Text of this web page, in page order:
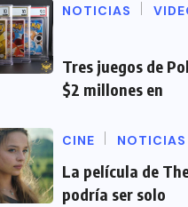
NOTICIAS
Tres juegos de
$2 millones en
CINE NOTICIAS
La película de
podría ser solo